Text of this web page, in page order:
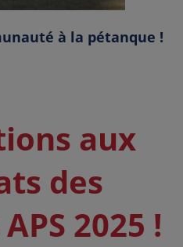
à la pétanque !
aux
des
2025 !